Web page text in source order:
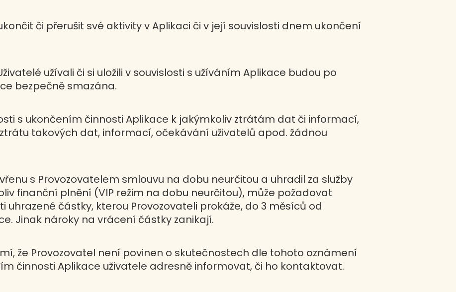
či přerušit své aktivity v Aplikaci či v její souvislosti dnem ukončení
užívali či si uložili v souvislosti s užíváním Aplikace budou po
bezpečně smazána.
s ukončením činnosti Aplikace k jakýmkoliv ztrátám dat či informací,
takových dat, informací, očekávání uživatelů apod. žádnou
s Provozovatelem smlouvu na dobu neurčitou a uhradil za služby
finanční plnění (VIP režim na dobu neurčitou), může požadovat
částky, kterou Provozovateli prokáže, do 3 měsíců od
Jinak nároky na vrácení částky zanikají.
že Provozovatel není povinen o skutečnostech dle tohoto oznámení
činnosti Aplikace uživatele adresně informovat, či ho kontaktovat.